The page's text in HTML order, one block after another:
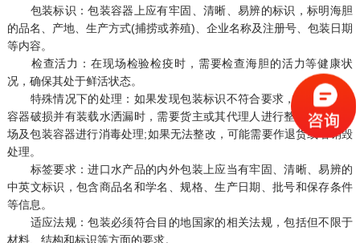
包装标识：包装容器上应有牢固、清晰、易辨的标识，标明海胆
的品名、产地、生产方式(捕捞或养殖)、企业名称及注册号、包装日期
等内容。
检查活力：在现场检验检疫时，需要检查海胆的活力等健康状
况，确保其处于鲜活状态。
特殊情况下的处理：如果发现包装标识不符合要求，或者包装、
容器破损并有装载水洒漏时，需要货主或其代理人进行整改，并对现
场及包装容器进行消毒处理;如果无法整改，可能需要作退货或者销毁
处理。
标签要求：进口水产品的内外包装上应当有牢固、清晰、易辨的
中英文标识，包含商品名和学名、规格、生产日期、批号和保存条件
等信息。
适应法规：包装必须符合目的地国家的相关法规，包括但不限于
材料、结构和标识等方面的要求。